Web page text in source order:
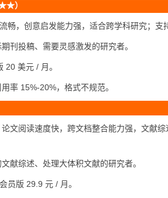
）
畅，创意启发能力强，适合跨学科研究；
刊投稿、需要灵感激发的研究者。
20 美元 / 月。
率 15%-20%，格式不规范。
文阅读速度快，跨文档整合能力强，文献
献综述、处理大体积文献的研究者。
员版 29.9 元 / 月。